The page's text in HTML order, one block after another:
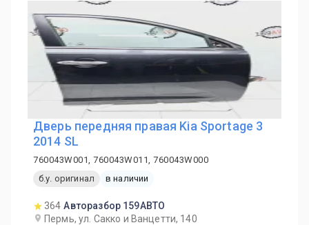
Дверь передняя правая Kia Sportage 3
2014 SL
760043W001, 760043W011, 760043W000
б.у. оригинал
в наличии
364 Авторазбор 159АВТО
Пермь, ул. Сакко и Ванцетти, 140